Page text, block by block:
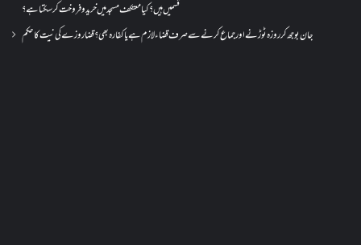
قسمیں ہیں؟کیا معتکف مسجد میں خرید و فروخت کر سکتا ہے؟
جان بوجھ کر روزہ ٹوڑنے اور جماع کرنے سے صرف قضاء لازم ہے یا کفارہ بھی؟ قضا روزے کی نیت کا حکم